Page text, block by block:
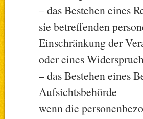
– das Bestehen eines
sie betreffenden
Einschränkung der
oder eines
– das Bestehen eines
Aufsichtsbehörde
wenn die